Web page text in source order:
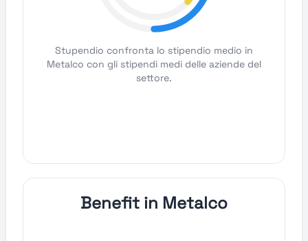
Stupendio confronta lo stipendio medio in
Metalco con gli stipendi medi delle aziende del
settore.
Benefit in Metalco